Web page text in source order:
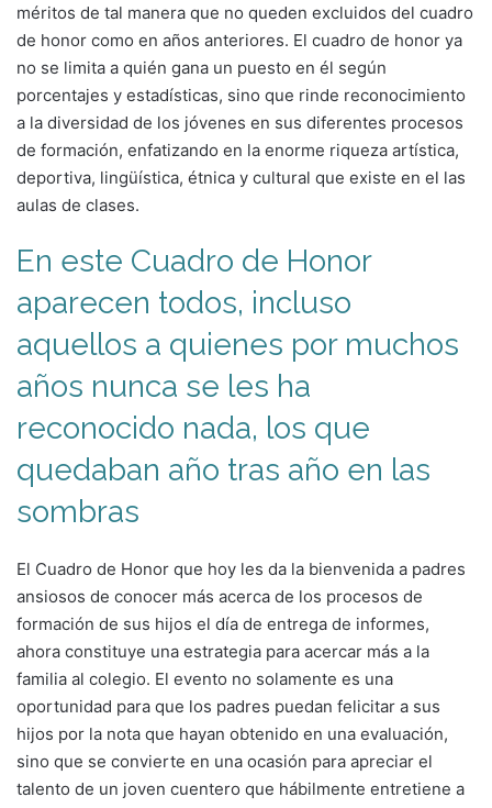
méritos de tal manera que no queden excluidos del cuadro
de honor como en años anteriores. El cuadro de honor ya
no se limita a quién gana un puesto en él según
porcentajes y estadísticas, sino que rinde reconocimiento
a la diversidad de los jóvenes en sus diferentes procesos
de formación, enfatizando en la enorme riqueza artística,
deportiva, lingüística, étnica y cultural que existe en el las
aulas de clases.
En este Cuadro de Honor
aparecen todos, incluso
aquellos a quienes por muchos
años nunca se les ha
reconocido nada, los que
quedaban año tras año en las
sombras
El Cuadro de Honor que hoy les da la bienvenida a padres
ansiosos de conocer más acerca de los procesos de
formación de sus hijos el día de entrega de informes,
ahora constituye una estrategia para acercar más a la
familia al colegio. El evento no solamente es una
oportunidad para que los padres puedan felicitar a sus
hijos por la nota que hayan obtenido en una evaluación,
sino que se convierte en una ocasión para apreciar el
talento de un joven cuentero que hábilmente entretiene a